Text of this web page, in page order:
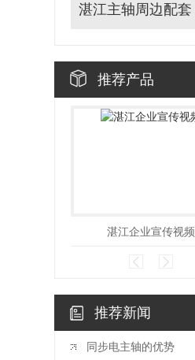
湛江主轴周边配套
推荐产品
湛江企业宣传视频
推荐新闻
同步电主轴的优势